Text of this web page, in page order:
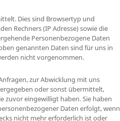
Dies sind Browsertyp und
Rechners (IP Adresse) sowie die
Personenbezogene Daten
genannten Daten sind für uns in
nicht vorgenommen.
zur Abwicklung mit uns
oder sonst übermittelt,
zuvor eingewilligt haben. Sie haben
Daten erfolgt, wenn
nicht mehr erforderlich ist oder